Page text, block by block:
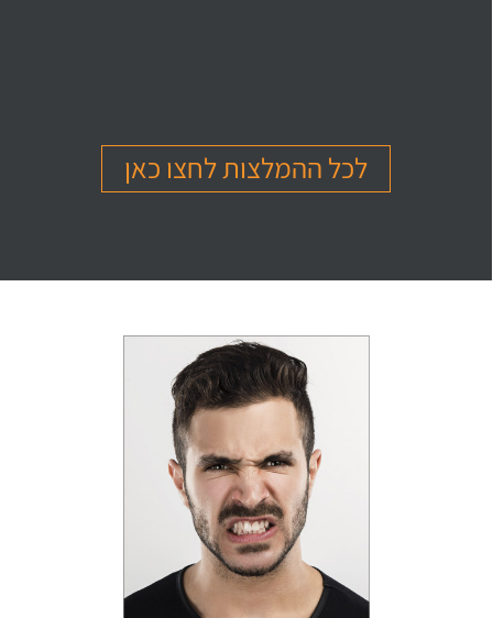
לחץ לצפייה לחץ לצפייה לחץ לצפייה
ציון 97 ציון 97
לחץ לצפייה
בהמלצה
ציון 100
Maor Cohen
בגרות 4 יחידות
לחץ לצפייה
בהמלצה
Hedva Mettoudi
בגרות 3 יחידות
ציון 100
לכל ההמלצות לחצו כאן